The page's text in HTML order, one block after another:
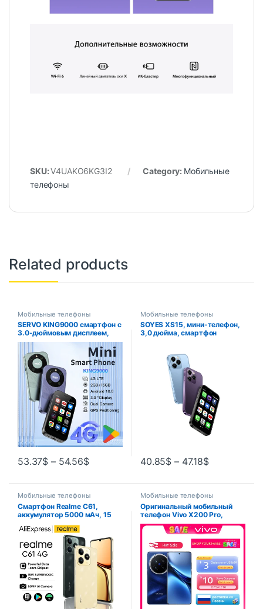
SKU:V4UAKO6KG3I2 Category: Мобильные
телефоны
Related products
Мобильные телефоны
SERVO KING9000 смартфон с
3.0-дюймовым дисплеем,
ОЗУ 2 Гб, ПЗУ 16 Гб, 2000
мАч, Android 10,0
53.37$ – 54.56$
Мобильные телефоны
SOYES XS15, мини-телефон,
3,0 дюйма, смартфон
Google Play, мобильные
телефоны, оригинальные
мобильные телефоны
40.85$ – 47.18$
Мобильные телефоны
Смартфон Realme C61,
аккумулятор 5000 мАч, 15
Вт, SUPERVOOC Charge, 50
МП, AI-камера, дисплей 90
Гц, IP54, двигатель AI, 256
ГБ, NFC, русская версия
Мобильные телефоны
Оригинальный мобильный
телефон Vivo X200 Pro,
камера 200,0 МП, зарядка
90 Вт, 6,78 дюйма, AMOLED,
120 Гц, 6000 мАч,
аккумулятор, Android, 15,0,
размер 9400